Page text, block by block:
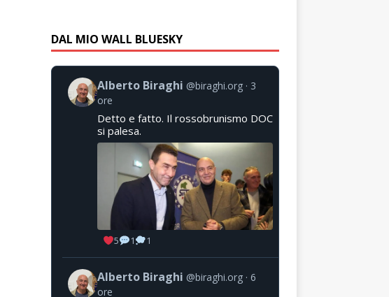
DAL MIO WALL BLUESKY
Alberto Biraghi @biraghi.org
3
ore
Detto e fatto. Il rossobrunismo DOC
si palesa.
5 1 1
Alberto Biraghi @biraghi.org 6
ore